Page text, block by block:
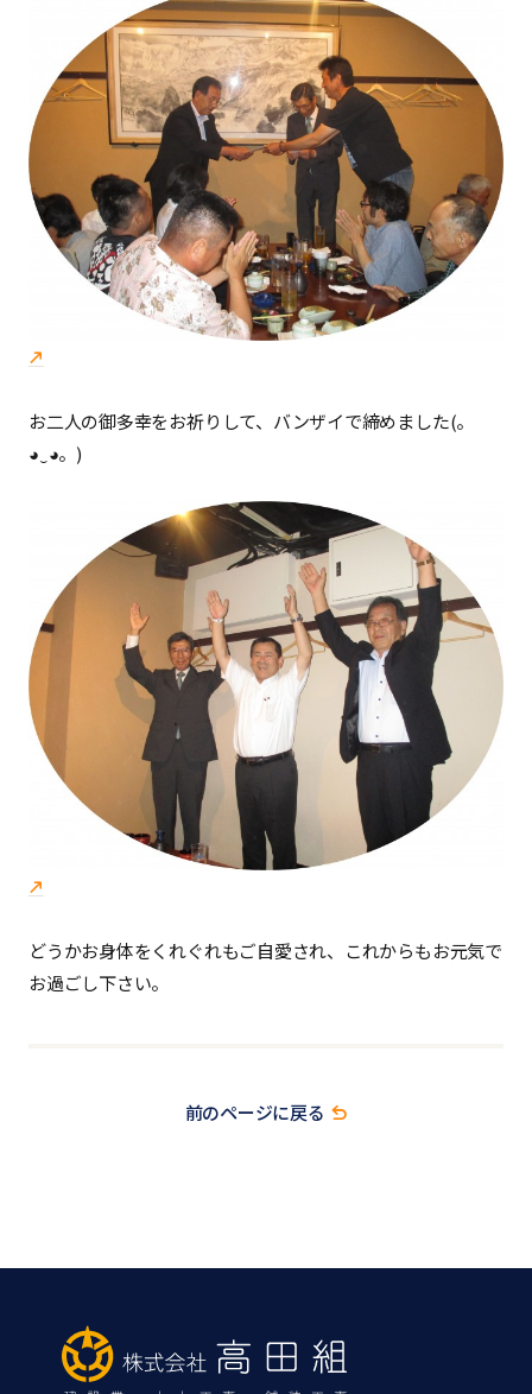
お二人の御多幸をお祈りして、バンザイで締めました(。
◕‿◕。)
どうかお身体をくれぐれもご自愛され、これからもお元気で
お過ごし下さい。
前のページに戻る